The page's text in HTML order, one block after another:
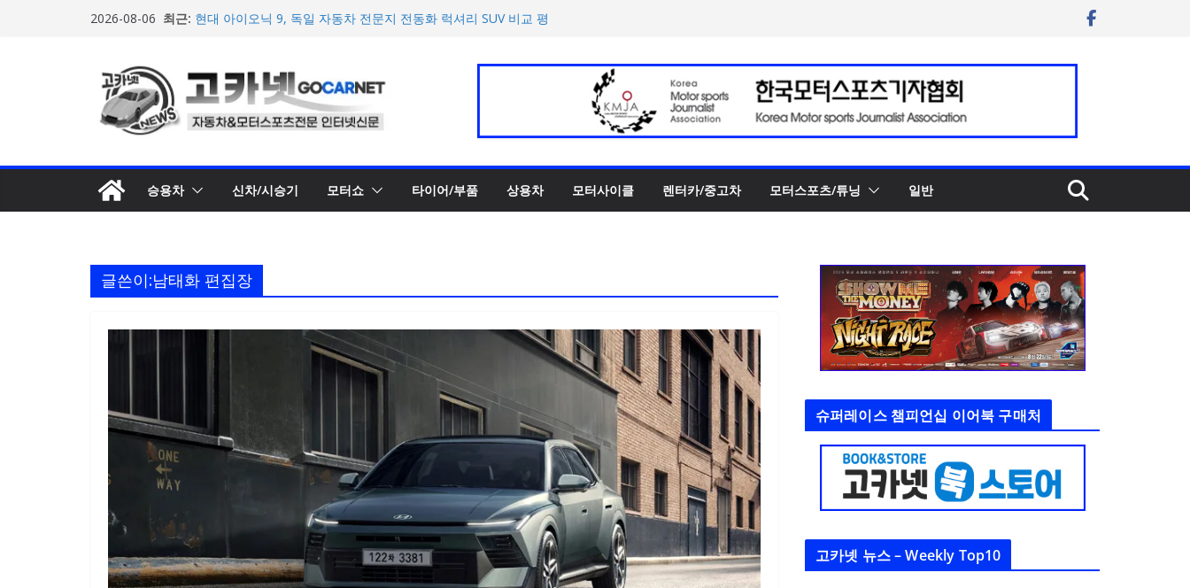
2026-08-06 최근: 현대 아이오닉 9, 독일 자동차 전문지 전동화 럭셔리 SUV 비교 평
및 공모작 접수
현대차, 8세대 완전변경 ‘디 올 뉴 아반떼’ 주요 사양 및 가격 공
개… 본격 계약 개시
2026년 7월 국내 수입 승용차 신규 등록 전년 대비 14.3% 증가
승용차 신차/시승기 모터쇼 타이어/부품 상용차 모터사이클 렌터카/중고차 모터스포츠/튜닝 일반
글쓴이:남태화 편집장
슈퍼레이스 챔피언십 이어북 구매처
고카넷 뉴스 – Weekly Top10